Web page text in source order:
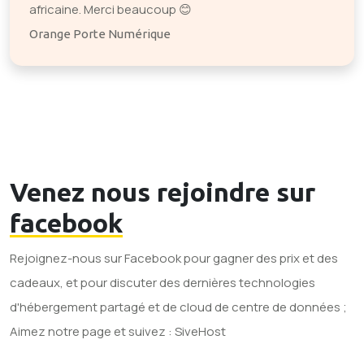
africaine. Merci beaucoup 😊
Orange Porte Numérique
Venez nous rejoindre sur
facebook
Rejoignez-nous sur Facebook pour gagner des prix et des
cadeaux, et pour discuter des dernières technologies
d'hébergement partagé et de cloud de centre de données ;
Aimez notre page et suivez : SiveHost